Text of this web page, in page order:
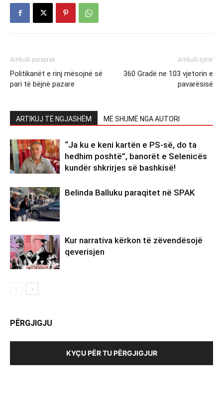
Artikulli paraprak
Politikanët e rinj mësojnë së
pari të bëjnë pazare
Artikulli tjetër
360 Gradë ne 103 vjetorin e
pavarësisë
ARTIKUJ TË NGJASHËM MË SHUMË NGA AUTORI
“Ja ku e keni kartën e PS-së, do ta
hedhim poshtë”, banorët e Selenicës
kundër shkrirjes së bashkisë!
Belinda Balluku paraqitet në SPAK
Kur narrativa kërkon të zëvendësojë
qeverisjen
PËRGJIGJU
KYÇU PËR TU PËRGJIGJUR